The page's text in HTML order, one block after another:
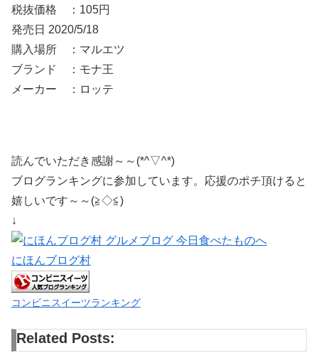
税抜価格 ：105円
発売日 2020/5/18
購入場所 ：マルエツ
ブランド ：モナ王
メーカー ：ロッテ
読んでいただき感謝～～(*^▽^*)
ブログランキングに参加しています。応援のポチ頂けると
嬉しいです～～(≧◇≦)
↓
にほんブログ村
コンビニスイーツランキング
Related Posts: